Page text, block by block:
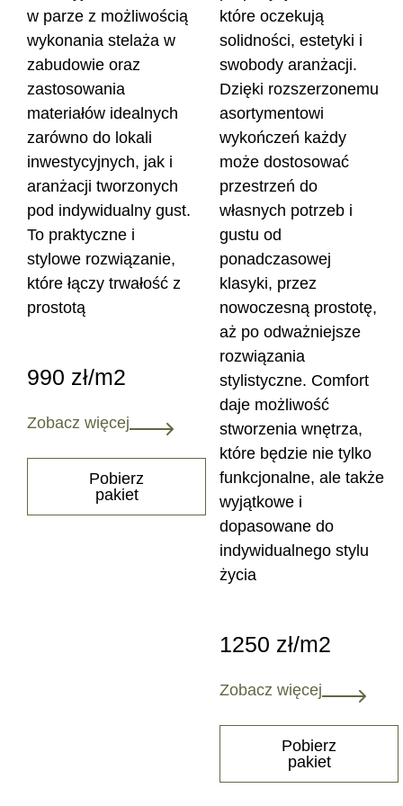
w parze z możliwością
wykonania stelaża w
zabudowie oraz
zastosowania
materiałów idealnych
zarówno do lokali
inwestycyjnych, jak i
aranżacji tworzonych
pod indywidualny gust.
To praktyczne i
stylowe rozwiązanie,
które łączy trwałość z
prostotą
990 zł/m2
Zobacz więcej
Pobierz
pakiet
które oczekują
solidności, estetyki i
swobody aranżacji.
Dzięki rozszerzonemu
asortymentowi
wykończeń każdy
może dostosować
przestrzeń do
własnych potrzeb i
gustu od
ponadczasowej
klasyki, przez
nowoczesną prostotę,
aż po odważniejsze
rozwiązania
stylistyczne. Comfort
daje możliwość
stworzenia wnętrza,
które będzie nie tylko
funkcjonalne, ale także
wyjątkowe i
dopasowane do
indywidualnego stylu
życia
1250 zł/m2
Zobacz więcej
Pobierz
pakiet